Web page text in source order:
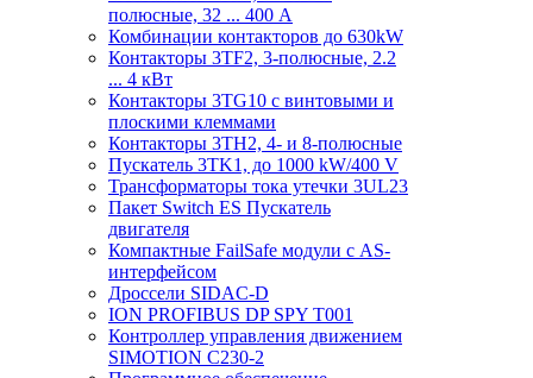
полюсные, 32 ... 400 A
Комбинации контакторов до 630kW
Контакторы 3TF2, 3-полюсные, 2.2
... 4 кВт
Контакторы 3TG10 c винтовыми и
плоскими клеммами
Контакторы 3TH2, 4- и 8-полюсные
Пускатель 3TK1, до 1000 kW/400 V
Трансформаторы тока утечки 3UL23
Пакет Switch ES Пускатель
двигателя
Компактные FailSafe модули с AS-
интерфейсом
Дроссели SIDAC-D
ION PROFIBUS DP SPY T001
Контроллер управления движением
SIMOTION C230-2